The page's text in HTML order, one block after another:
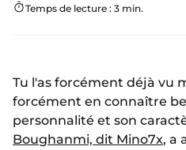
Temps de lecture : 3 min.
Tu l'as forcément déjà vu
forcément en connaître
personnalité et son
Boughanmi, dit Mino7x, a